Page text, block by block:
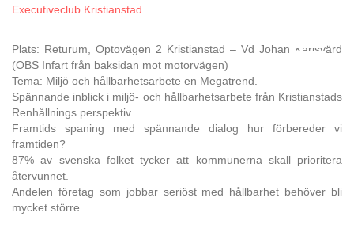
Executiveclub Kristianstad
Plats: Returum, Optovägen 2 Kristianstad – Vd Johan Karlsvärd
(OBS Infart från baksidan mot motorvägen)
Tema: Miljö och hållbarhetsarbete en Megatrend.
Spännande inblick i miljö- och hållbarhetsarbete från Kristianstads
Renhållnings perspektiv.
Framtids spaning med spännande dialog hur förbereder vi
framtiden?
87% av svenska folket tycker att kommunerna skall prioritera
återvunnet.
Andelen företag som jobbar seriöst med hållbarhet behöver bli
mycket större.